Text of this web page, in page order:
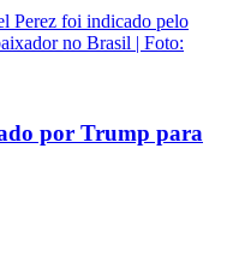
por Trump para